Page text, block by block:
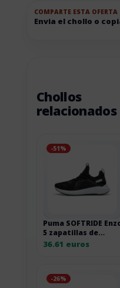
COMPARTE ESTA OFERTA
Envia el chollo o
Chollos
relacionados
-51%
Puma SOFTRIDE
5 zapatillas de
correr de carretera
36.61 euros
-26%